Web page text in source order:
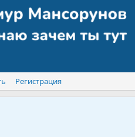
Регистрация